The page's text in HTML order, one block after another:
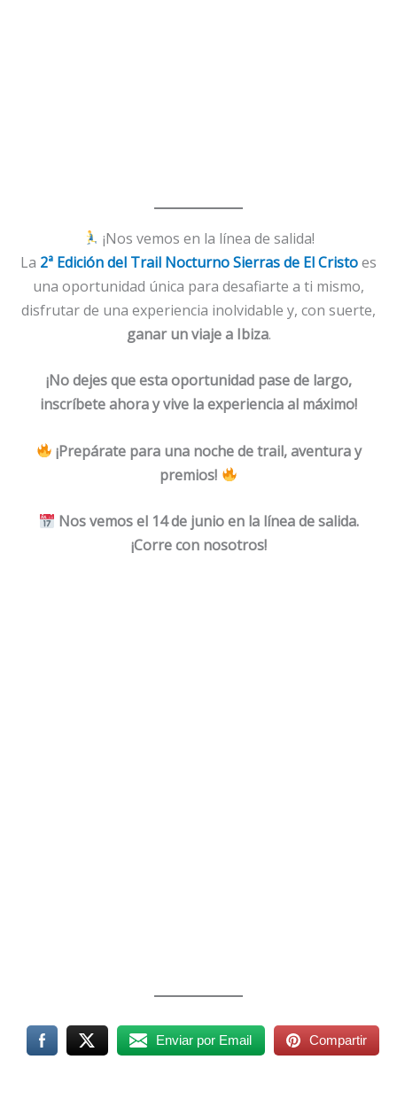
¡Nos vemos en la línea de salida!
La 2ª Edición del Trail Nocturno Sierras de El Cristoes
una oportunidad única para desafiarte a ti mismo,
disfrutar de una experiencia inolvidable y, con suerte,
ganar un viaje a Ibiza.
¡No dejes que esta oportunidad pase de largo,
inscríbete ahora y vive la experiencia al máximo!
¡Prepárate para una noche de trail, aventura y
premios!
Nos vemos el 14 de junio en la línea de salida.
¡Corre con nosotros!
Enviar por Email Compartir